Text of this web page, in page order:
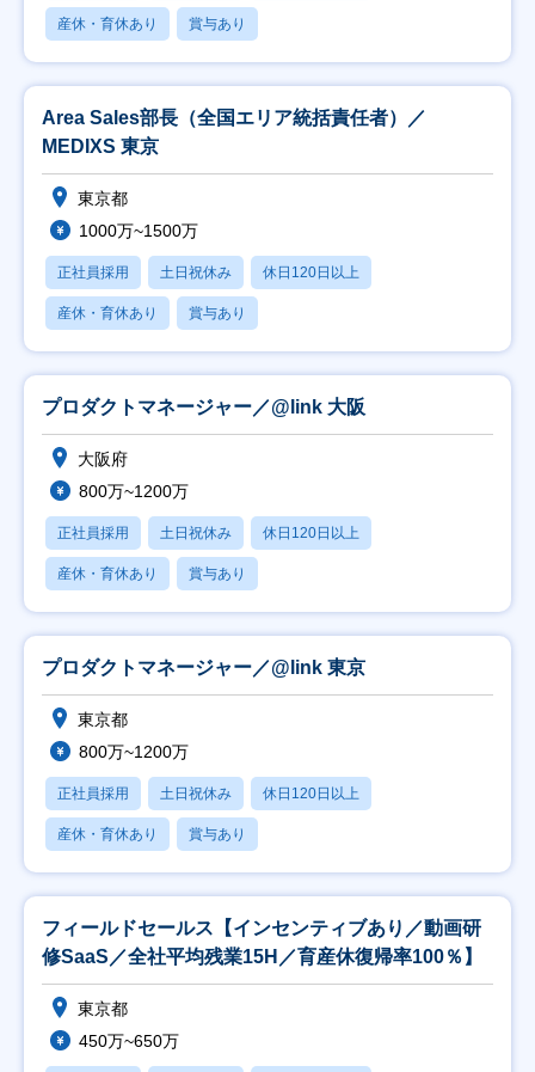
産休・育休あり 賞与あり
Area Sales部長（全国エリア統括責任者）／
MEDIXS 東京
東京都
1000万~1500万
正社員採用 土日祝休み 休日120日以上
産休・育休あり 賞与あり
プロダクトマネージャー／@link 大阪
大阪府
800万~1200万
正社員採用 土日祝休み 休日120日以上
産休・育休あり 賞与あり
プロダクトマネージャー／@link 東京
東京都
800万~1200万
正社員採用 土日祝休み 休日120日以上
産休・育休あり 賞与あり
フィールドセールス【インセンティブあり／動画研
修SaaS／全社平均残業15H／育産休復帰率100％】
東京都
450万~650万